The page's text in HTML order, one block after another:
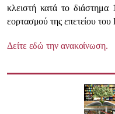
κλειστή κατά το
εορτασμού της επετείου του
Δείτε εδώ την ανακοίνωση.